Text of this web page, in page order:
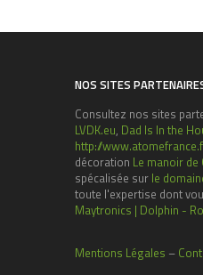
NOS SITES
Consultez nos sites
LVDK.eu, Dad Is In the
http://
décoration Le manoir de
spécalisée sur le
toute l'expertise dont
Maytronics | Dolphin -
Mentions Légales –